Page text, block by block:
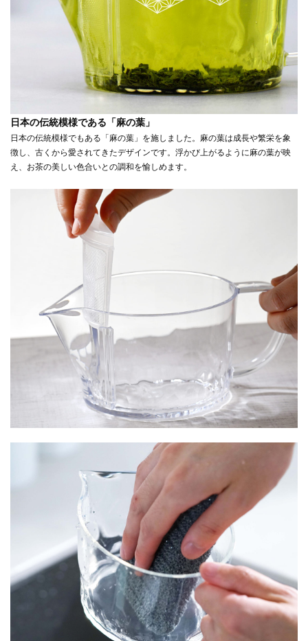
日本の伝統模様である「麻の葉」
日本の伝統模様でもある「麻の葉」を施しました。麻の葉は成長や繁栄を象
徴し、古くから愛されてきたデザインです。浮かび上がるように麻の葉が映
え、お茶の美しい色合いとの調和を愉しめます。